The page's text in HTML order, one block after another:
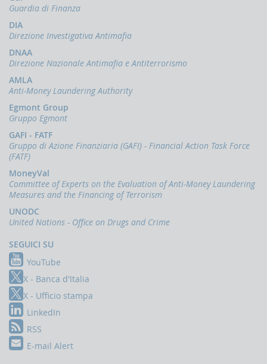
Sospensione
operazioni
sospette
Segnalazioni
AntiRiciclaggio
Aggregate
(SARA)
Comunicazioni
oggettive
(OGG)
Dichiarazioni
operazioni
in
oro
(ORO)
Comunicazioni
sanzioni
finanziarie
Comunicazioni
Russia
Bielorussia
(DEPRU,
TRU,
RUS,
CBR)
Guardia di Finanza
DIA
Direzione Investigativa Antimafia
DNAA
Direzione Nazionale Antimafia e Antiterrorismo
AMLA
Anti-Money Laundering Authority
Egmont Group
Gruppo Egmont
GAFI - FATF
Gruppo di Azione Finanziaria (GAFI) - Financial Action Task Force
(FATF)
MoneyVal
Committee of Experts on the Evaluation of Anti-Money Laundering
Measures and the Financing of Terrorism
UNODC
United Nations - Office on Drugs and Crime
SEGUICI SU
YouTube
X - Banca d'Italia
X - Ufficio stampa
LinkedIn
RSS
E-mail Alert